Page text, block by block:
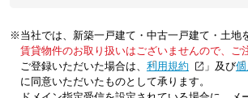
※当社では、新築一戸建て・中古一戸建て・土地
賃貸物件のお取り扱いはございませんので、ご
ご登録いただいた場合は、「利用規約 」及び「
に同意いただいたものとして承ります。